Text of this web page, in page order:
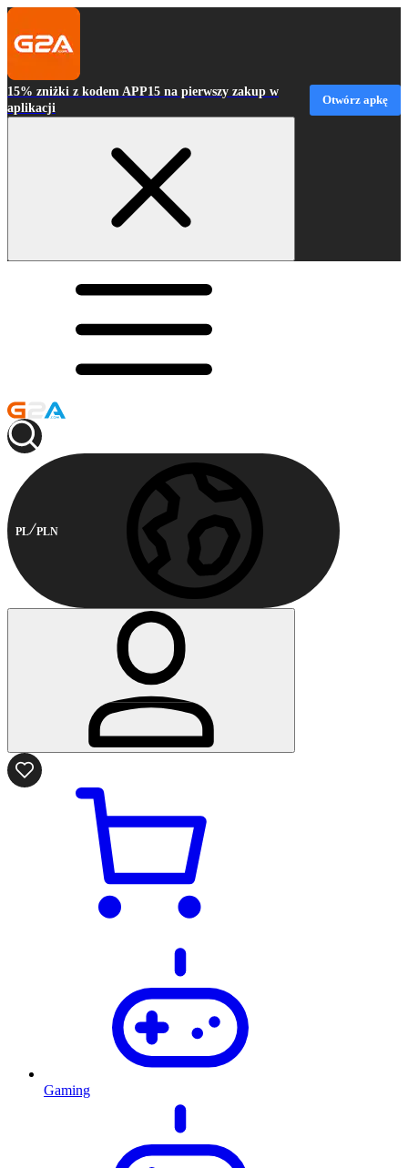
15% zniżki z kodem APP15 na pierwszy zakup w
aplikacji
Otwórz apkę
PL PLN
Gaming